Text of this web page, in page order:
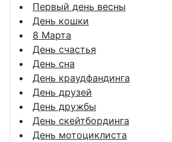
Первый день весны
День кошки
8 Марта
День счастья
День сна
День краудфандинга
День друзей
День дружбы
День скейтбординга
День мотоциклиста